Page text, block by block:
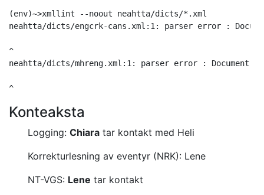
(env)~>xmllint --noout neahtta/dicts/*.xml
neahtta/dicts/engcrk-cans.xml:1: parser error :
^
neahtta/dicts/mhreng.xml:1: parser error : Document is
Konteaksta
Logging: Chiara tar kontakt med Heli
Korrekturlesning av eventyr (NRK): Lene
NT-VGS: Lene tar kontakt